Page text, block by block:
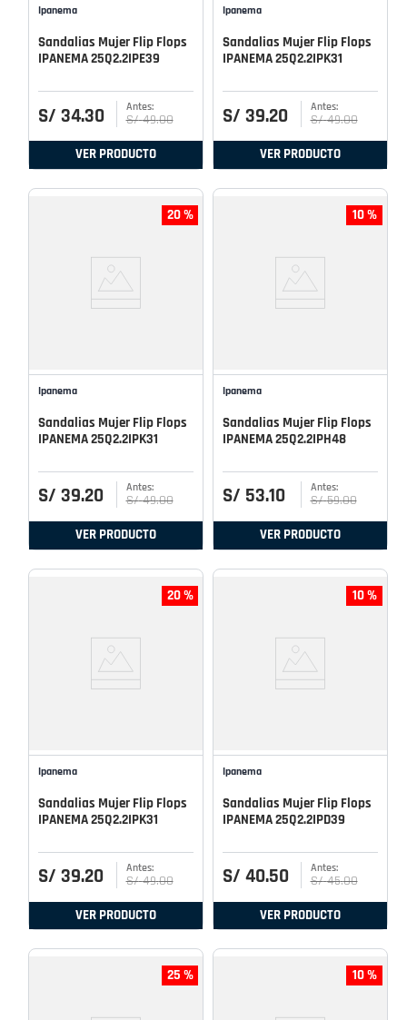
Ipanema
Sandalias Mujer Flip Flops
IPANEMA 25Q2.2IPE39
S/ 34.30 S/ 49.00
VER PRODUCTO
Ipanema
Sandalias Mujer Flip Flops
IPANEMA 25Q2.2IPK31
S/ 39.20 S/ 49.00
VER PRODUCTO
20 %
Ipanema
Sandalias Mujer Flip Flops
IPANEMA 25Q2.2IPK31
S/ 39.20 S/ 49.00
VER PRODUCTO
10 %
Ipanema
Sandalias Mujer Flip Flops
IPANEMA 25Q2.2IPH48
S/ 53.10 S/ 59.00
VER PRODUCTO
20 %
Ipanema
Sandalias Mujer Flip Flops
IPANEMA 25Q2.2IPK31
S/ 39.20 S/ 49.00
VER PRODUCTO
10 %
Ipanema
Sandalias Mujer Flip Flops
IPANEMA 25Q2.2IPD39
S/ 40.50 S/ 45.00
VER PRODUCTO
25 % 10 %